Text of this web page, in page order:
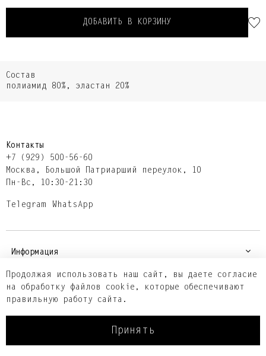
ДОБАВИТЬ В КОРЗИНУ
Состав
полиамид 80%, эластан 20%
Информация
Контакты
+7 (929) 500-56-60
Москва,​ Большой Патриарший переулок,​ 10
Пн-Вс, 10:30-21:30
Telegram WhatsApp
Продолжая использовать наш сайт, вы даете согласие
на обработку файлов cookie, которые обеспечивают
правильную работу сайта.
Принять